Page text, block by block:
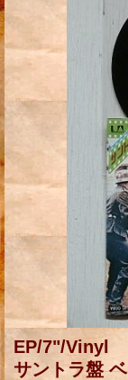
EP/7"/Vinyl
サントラ盤